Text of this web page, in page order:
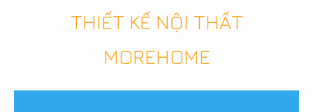
THIẾT KẾ NỘI THẤT
MOREHOME